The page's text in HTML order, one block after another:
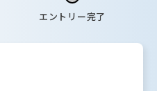
エントリー完了